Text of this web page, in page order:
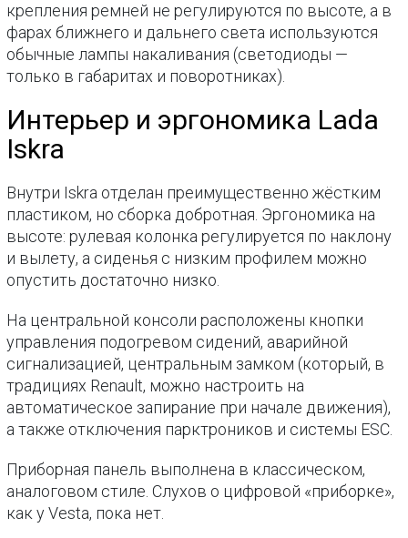
крепления ремней не регулируются по высоте, а в
фарах ближнего и дальнего света используются
обычные лампы накаливания (светодиоды —
только в габаритах и поворотниках).
Интерьер и эргономика Lada
Iskra
Внутри Iskra отделан преимущественно жёстким
пластиком, но сборка добротная. Эргономика на
высоте: рулевая колонка регулируется по наклону
и вылету, а сиденья с низким профилем можно
опустить достаточно низко.
На центральной консоли расположены кнопки
управления подогревом сидений, аварийной
сигнализацией, центральным замком (который, в
традициях Renault, можно настроить на
автоматическое запирание при начале движения),
а также отключения парктроников и системы ESC.
Приборная панель выполнена в классическом,
аналоговом стиле. Слухов о цифровой «приборке»,
как у Vesta, пока нет.